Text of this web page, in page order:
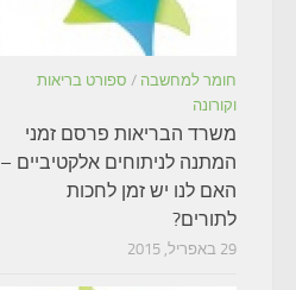
חומר למחשבה / ספורט בריאות
וקורונה
משרד הבריאות פרסם זמני
המתנה לניתוחים אלקטיביים –
האם לנו יש זמן לחכות
לתורים?
29 באפריל, 2015